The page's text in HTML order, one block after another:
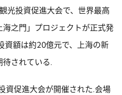
光投資促進大会で、世界最高
之門」プロジェクトが正式発
資額は約20億元で、上海の新
されている.
資促進大会が開催された.会場